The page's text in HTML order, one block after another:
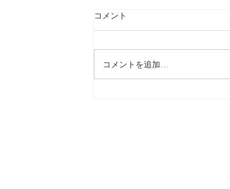
最後の日記です
コメント
コメントを追加…